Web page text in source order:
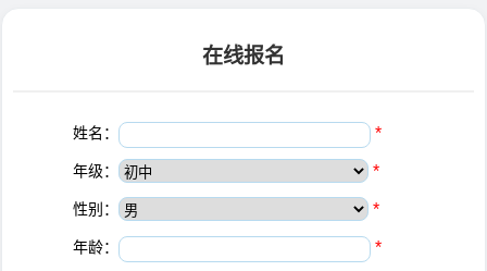
在线报名
姓名： *
年级： *
性别： *
年龄： *